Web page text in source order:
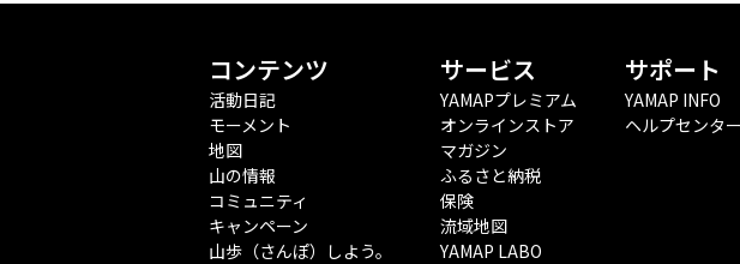
コンテンツ
活動日記
モーメント
地図
山の情報
コミュニティ
キャンペーン
山歩（さんぽ）しよう。
サービス
YAMAPプレミアム
オンラインストア
マガジン
ふるさと納税
保険
流域地図
YAMAP LABO
サポート
YAMAP INFO
ヘルプセンター